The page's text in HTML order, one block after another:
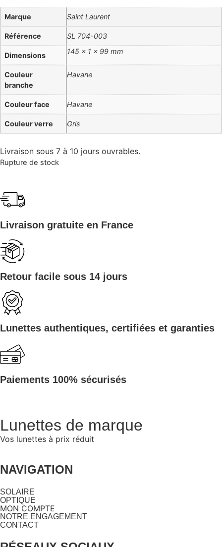
Référence SL 704-003
Dimensions 145 × 1 × 99 mm
Couleur
branche
Havane
Couleur face Havane
Couleur verre Gris
Marque Saint Laurent
Livraison sous 7 à 10 jours ouvrables.
Rupture de stock
Livraison gratuite en France
Retour facile sous 14 jours
Lunettes authentiques, certifiées et garanties
Paiements 100% sécurisés
Lunettes de marque
Vos lunettes à prix réduit
NAVIGATION
SOLAIRE
OPTIQUE
MON COMPTE
NOTRE ENGAGEMENT
CONTACT